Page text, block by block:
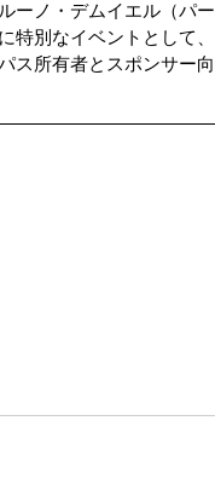
ーノ・デムイエル（パー
特別なイベントとして、
ス所有者とスポンサー向